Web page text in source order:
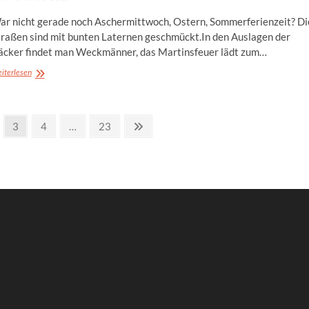
nicht gerade noch Aschermittwoch, Ostern, Sommerferienzeit?
sind mit bunten Laternen geschmückt.In den Auslagen der
findet man Weckmänner, das Martinsfeuer lädt zum…
Liebe
liebe
Page
3 Page
4 … Page
23